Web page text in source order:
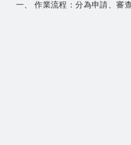
一、 作業流程：分為申請、審